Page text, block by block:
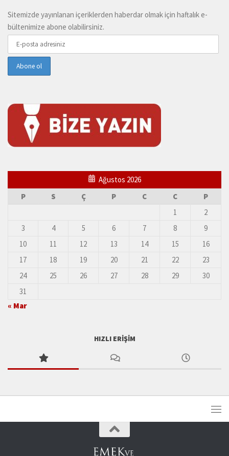
Sitemizde yayınlanan içeriklerden haberdar olmak için haftalık e-
bültenimize abone olabilirsiniz.
Ağustos 2026
P
S Ç P C C
P
1
2
3
4 5 6 7 8
9
10
11 12 13 14 15
16
17
18 19 20 21 22
23
24
25 26 27 28 29
30
31
« Mar
HIZLI ERIŞIM